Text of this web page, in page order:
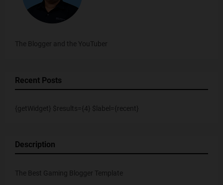
The Blogger and the YouTuber
Recent Posts
{getWidget} $results={4} $label={recent}
Description
The Best Gaming Blogger Template